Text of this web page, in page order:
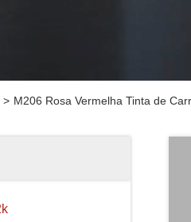
> M206 Rosa Vermelha Tinta de